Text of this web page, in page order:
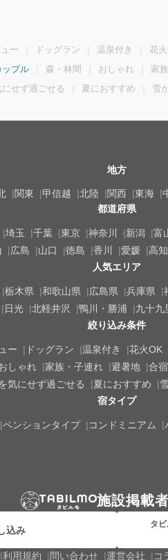
時を超える場合は必ず
同伴可能です。手足を拭
施設内を楽しんでいた
材やドリンクは持ち込み
ます。 ただ、ドリンク
替えやルームウェアが必
トカード・キャッシュレ
ー ドッグラン 温泉付き 花
ップル 森・林間 おしゃれ 家
せず過ごせる 夏におすすめ 雪
地方
関東 甲信越 北陸 関西 東海
都道府県
埼玉 千葉 東京 神奈川 新潟 富
広島 山口 徳島 香川 愛媛 高知
人気エリア
栃木県 和歌山県 広島県 兵庫県
日光 北軽井沢 鴨川・勝浦 九十九
絞り込み条件
ー ドッグラン 温泉付き 花火OK
しゃれ 家族・子連れ 避暑地 合
気にせず過ごせる 夏におすすめ
宿タイプ
ペンションタイプ コンドミニアム
施設掲載
込み
タ
利用規約 問い合わせ 運営会社 コ